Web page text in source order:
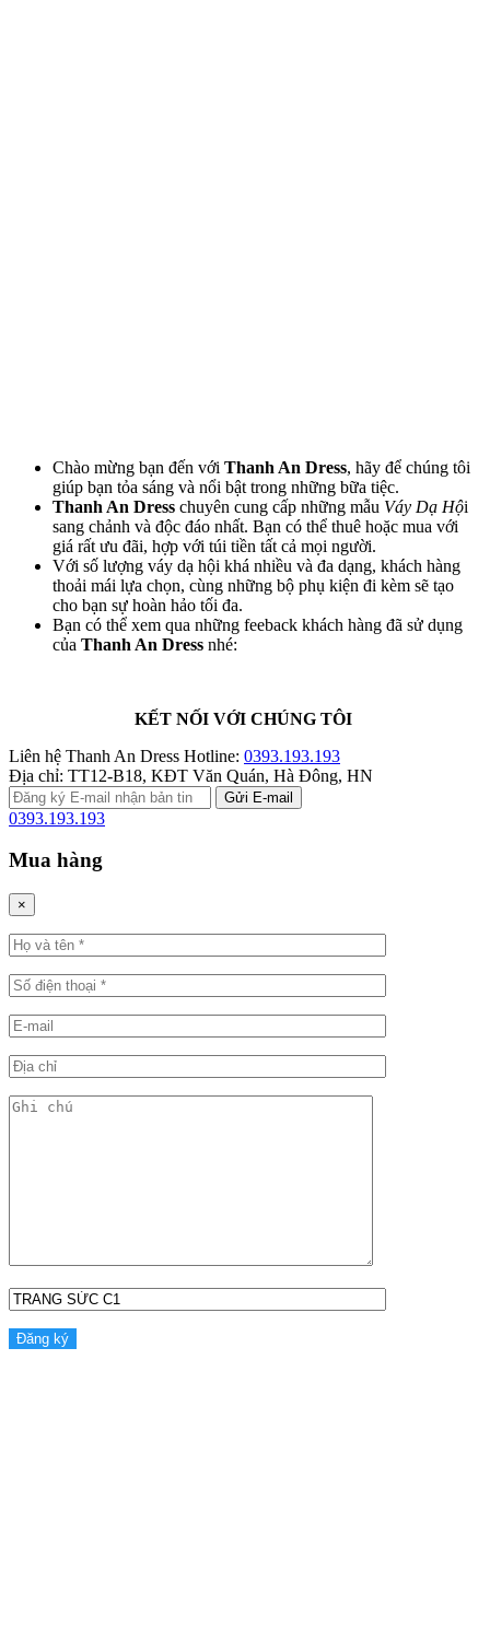
Chào mừng bạn đến với Thanh An Dress, hãy để chúng tôi
giúp bạn tỏa sáng và nổi bật trong những bữa tiệc.
Thanh An Dress chuyên cung cấp những mẫu Váy Dạ Hội
sang chảnh và độc đáo nhất. Bạn có thể thuê hoặc mua với
giá rất ưu đãi, hợp với túi tiền tất cả mọi người.
Với số lượng váy dạ hội khá nhiều và đa dạng, khách hàng
thoải mái lựa chọn, cùng những bộ phụ kiện đi kèm sẽ tạo
cho bạn sự hoàn hảo tối đa.
Bạn có thể xem qua những feeback khách hàng đã sử dụng
của Thanh An Dress nhé:
KẾT NỐI VỚI CHÚNG TÔI
Liên hệ Thanh An Dress Hotline: 0393.193.193
Địa chỉ: TT12-B18, KĐT Văn Quán, Hà Đông, HN
0393.193.193
Mua hàng
×